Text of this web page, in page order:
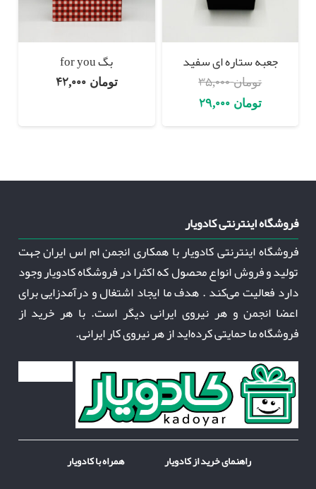
جعبه ستاره ای سفید
تومان35,000
قیمت
اصلی:
تومان 29,000
فعلی:
بگ for you
تومان 42,000
فروشگاه اینترنتی کادویار
فروشگاه اینترنتی کادویار با همکاری انجمن ام اس ایران جهت
تولید و فروش انواع محصول که اکثرا در فروشگاه کادویار وجود
دارد فعالیت می‌کند . هدف ما ایجاد اشتغال و درآمدزایی برای
اعضا انجمن و هر نیروی ایرانی دیگر است. با هر خرید از
فروشگاه ما حمایتی کرده‌اید از هر نیروی کار ایرانی.
راهنمای خرید از کادویار همراه با کادویار